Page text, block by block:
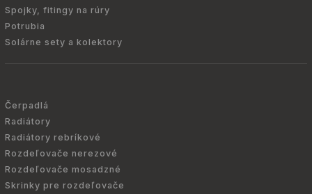
Spojky, fitingy na rúry
Potrubia
Solárne sety a kolektory
Čerpadlá
Radiátory
Radiátory rebríkové
Rozdeľovače nerezové
Rozdeľovače mosadzné
Skrinky pre rozdeľovače